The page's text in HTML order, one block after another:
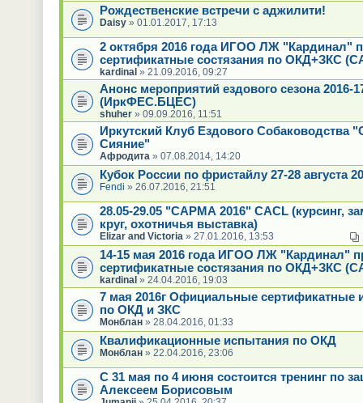
Рождественские встречи с аджилити!
Daisy» 01.01.2017, 17:13
2 октября 2016 года ИГОО ЛЖ "Кардинал"
сертификатные состязания по ОКД+ЗКС
kardinal» 21.09.2016, 09:27
Анонс мероприятий ездового сезона 2016-
(ИркФЕС.БЦЕС)
shuher» 09.09.2016, 11:51
Иркутский Клуб Ездового Собаководства
Сияние"
Афродита » 07.08.2014, 14:20
Кубок России по фристайлу 27-28 августа
Fendi » 26.07.2016, 21:51
28.05-29.05 "САРМА 2016" CACL (курсинг,
круг, охотничья выставка)
Elizar and Victoria » 27.01.2016, 13:53
14-15 мая 2016 года ИГОО ЛЖ "Кардинал"
сертификатные состязания по ОКД+ЗКС
kardinal» 24.04.2016, 19:03
7 мая 2016г Официальные сертификатные
по ОКД и ЗКС
Монблан» 28.04.2016, 01:33
Квалификационные испытания по ОКД
Монблан» 22.04.2016, 23:06
С 31 мая по 4 июня состоится тренинг по
Алексеем Борисовым